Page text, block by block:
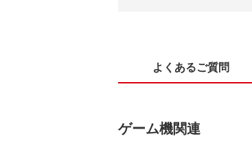
よくあるご質問
ゲーム機関連